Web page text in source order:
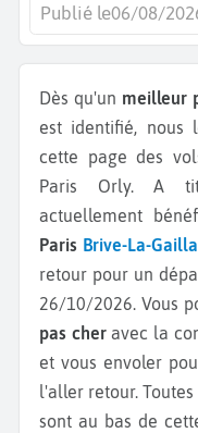
Publié le06/08/
Dès qu'un meilleur
est identifié, nous
cette page des
Paris Orly. A
actuellement
Paris Brive-La-
retour pour un
26/10/2026.Vous
pas cheravec la
et vous envoler
l'aller retour.Toutes
sont au bas de